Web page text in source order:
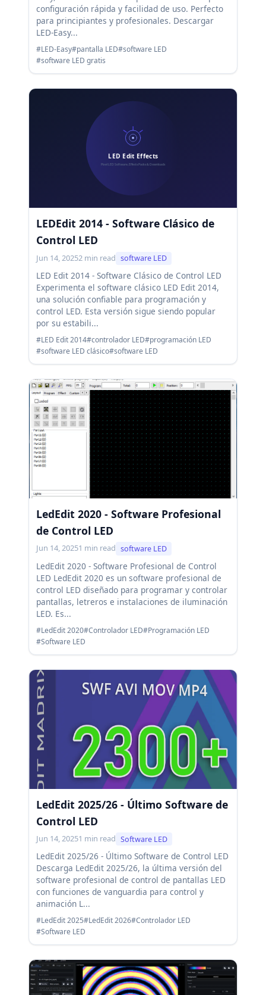
configuración rápida y facilidad de uso. Perfecto
para principiantes y profesionales. Descargar
LED-Easy...
#LED-Easy#pantalla LED#software LED
#software LED gratis
LEDEdit 2014 - Software Clásico de
Control LED
Jun 14, 20252 min read software LED
LED Edit 2014 - Software Clásico de Control LED
Experimenta el software clásico LED Edit 2014,
una solución confiable para programación y
control LED. Esta versión sigue siendo popular
por su estabili...
#LED Edit 2014#controlador LED#programación LED
#software LED clásico#software LED
LedEdit 2020 - Software Profesional
de Control LED
Jun 14, 20251 min read software LED
LedEdit 2020 - Software Profesional de Control
LED LedEdit 2020 es un software profesional de
control LED diseñado para programar y controlar
pantallas, letreros e instalaciones de iluminación
LED. Es...
#LedEdit 2020#Controlador LED#Programación LED
#Software LED
LedEdit 2025/26 - Último Software de
Control LED
Jun 14, 20251 min read Software LED
LedEdit 2025/26 - Último Software de Control LED
Descarga LedEdit 2025/26, la última versión del
software profesional de control de pantallas LED
con funciones de vanguardia para control y
animación L...
#LedEdit 2025#LedEdit 2026#Controlador LED
#Software LED